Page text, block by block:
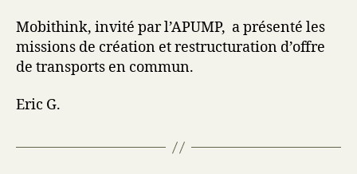
Mobithink, invité par l’APUMP, a présenté les
missions de création et restructuration d’offre
de transports en commun.
Eric G.